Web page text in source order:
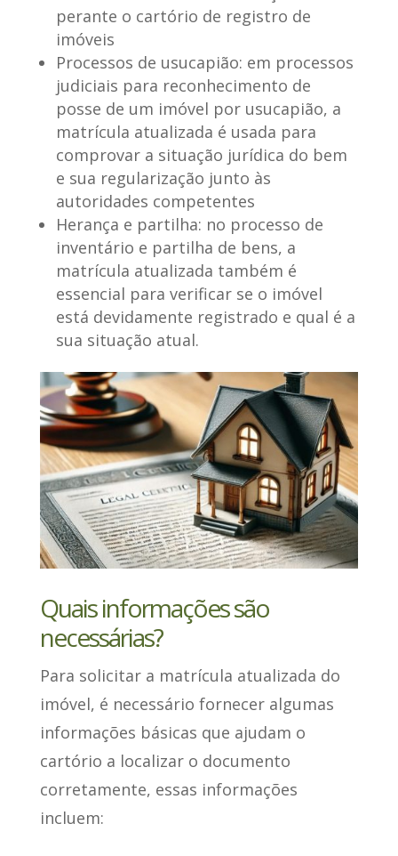
perante o cartório de registro de
imóveis
Processos de usucapião: em processos
judiciais para reconhecimento de
posse de um imóvel por usucapião, a
matrícula atualizada é usada para
comprovar a situação jurídica do bem
e sua regularização junto às
autoridades competentes
Herança e partilha: no processo de
inventário e partilha de bens, a
matrícula atualizada também é
essencial para verificar se o imóvel
está devidamente registrado e qual é a
sua situação atual.
Quais informações são
necessárias?
Para solicitar a matrícula atualizada do
imóvel, é necessário fornecer algumas
informações básicas que ajudam o
cartório a localizar o documento
corretamente, essas informações
incluem: